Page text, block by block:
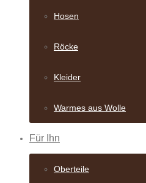
Hosen
Röcke
Kleider
Warmes aus Wolle
Für Ihn
Oberteile